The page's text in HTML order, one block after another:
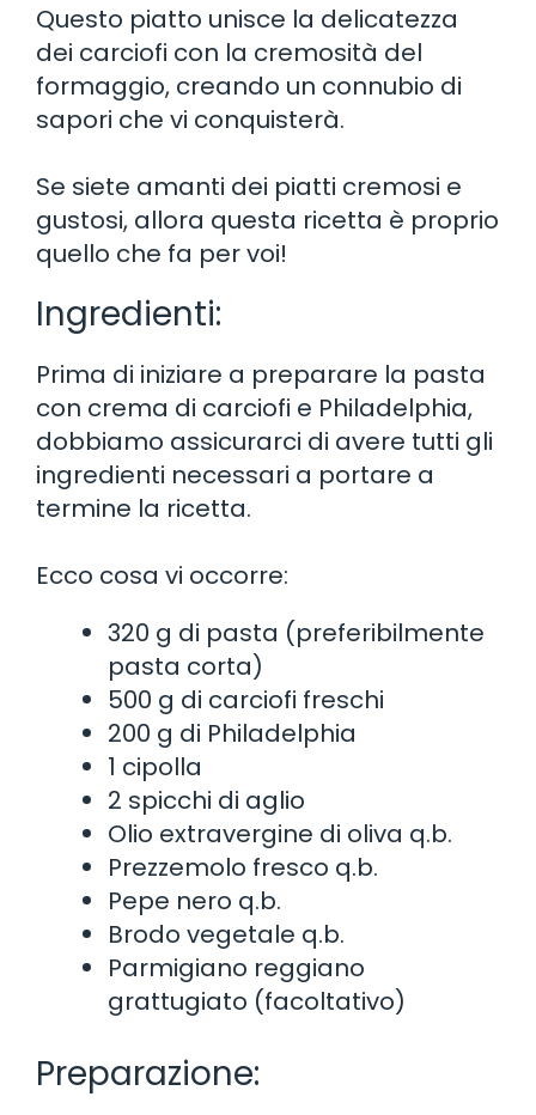
Questo piatto unisce la delicatezza
dei carciofi con la cremosità del
formaggio, creando un connubio di
sapori che vi conquisterà.
Se siete amanti dei piatti cremosi e
gustosi, allora questa ricetta è proprio
quello che fa per voi!
Ingredienti:
Prima di iniziare a preparare la pasta
con crema di carciofi e Philadelphia,
dobbiamo assicurarci di avere tutti gli
ingredienti necessari a portare a
termine la ricetta.
Ecco cosa vi occorre:
320 g di pasta (preferibilmente
pasta corta)
500 g di carciofi freschi
200 g di Philadelphia
1 cipolla
2 spicchi di aglio
Olio extravergine di oliva q.b.
Prezzemolo fresco q.b.
Pepe nero q.b.
Brodo vegetale q.b.
Parmigiano reggiano
grattugiato (facoltativo)
Preparazione: